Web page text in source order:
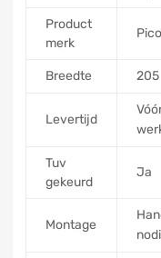
Product
merk
Breedte 205
Levertijd
Tuv
gekeurd
Ja
Montage